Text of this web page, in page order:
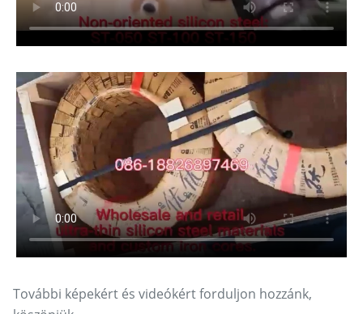
További képekért és videókért forduljon hozzánk,